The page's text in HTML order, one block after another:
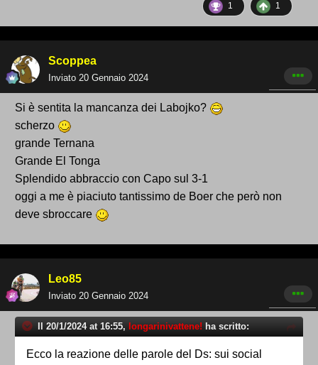
1 1
Scoppea
Inviato 20 Gennaio 2024
Si è sentita la mancanza dei Labojko?
scherzo
grande Ternana
Grande El Tonga
Splendido abbraccio con Capo sul 3-1
oggi a me è piaciuto tantissimo de Boer che però non
deve sbroccare
Leo85
Inviato 20 Gennaio 2024
Il 20/1/2024 at 16:55, longarinivattene! ha scritto:
Ecco la reazione delle parole del Ds: sui social